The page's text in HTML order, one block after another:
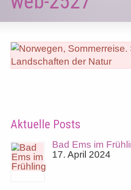
Aktuelle Posts
Bad Ems im
17. April 2024